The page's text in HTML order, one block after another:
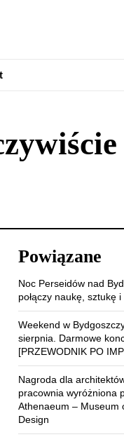
Powiązane
Noc Perseidów nad
połączy naukę, sztukę
Weekend w
sierpnia. Darmowe
[PRZEWODNIK PO
Nagroda dla
pracownia wyróżniona
Athenaeum – Museum
Design